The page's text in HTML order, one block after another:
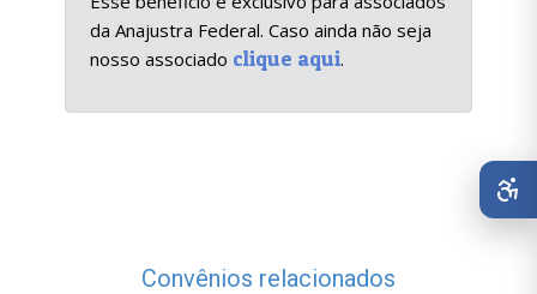
da Anajustra Federal. Caso ainda não seja
nosso associado clique aqui.
Convênios relacionados